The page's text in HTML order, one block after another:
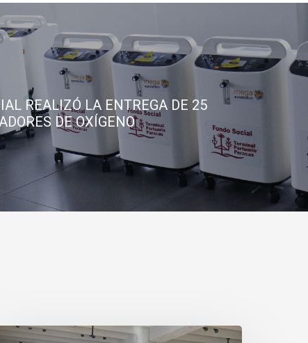
REALIZÓ LA ENTREGA DE 25
DE OXÍGENO